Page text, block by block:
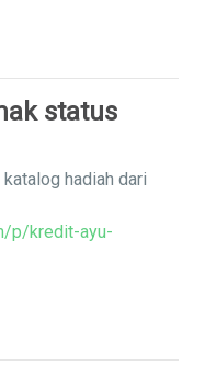
status
hadiah dari
p/kredit-ayu-